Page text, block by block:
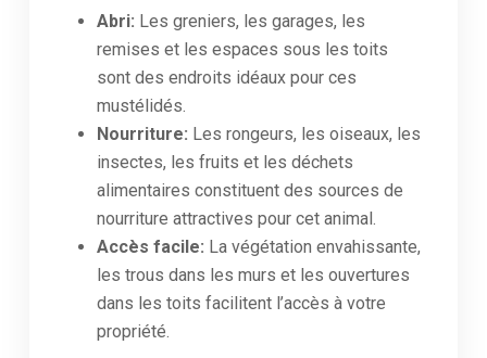
Abri: Les greniers, les garages, les
remises et les espaces sous les toits
sont des endroits idéaux pour ces
mustélidés.
Nourriture: Les rongeurs, les oiseaux, les
insectes, les fruits et les déchets
alimentaires constituent des sources de
nourriture attractives pour cet animal.
Accès facile: La végétation envahissante,
les trous dans les murs et les ouvertures
dans les toits facilitent l’accès à votre
propriété.